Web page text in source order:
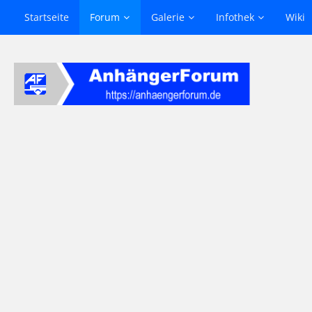
Startseite Forum Galerie Infothek Wiki